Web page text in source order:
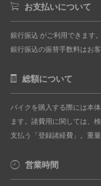
お支払いについて
銀行振込 がご利用できます。
銀行振込の振替手数料はお
総額について
バイクを購入する際には本
ます。諸費用に関しては、
支払う「登録諸経費」。重
営業時間